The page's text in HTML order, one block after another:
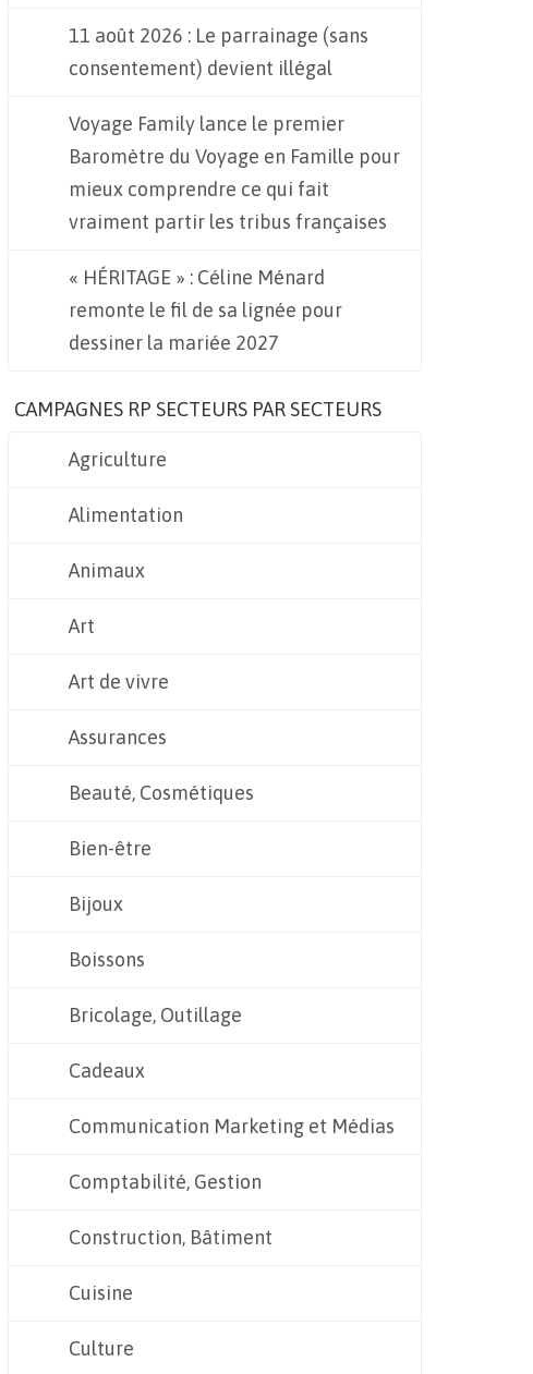
11 août 2026 : Le parrainage (sans
consentement) devient illégal
Voyage Family lance le premier
Baromètre du Voyage en Famille pour
mieux comprendre ce qui fait
vraiment partir les tribus françaises
« HÉRITAGE » : Céline Ménard
remonte le fil de sa lignée pour
dessiner la mariée 2027
CAMPAGNES RP SECTEURS PAR SECTEURS
Agriculture
Alimentation
Animaux
Art
Art de vivre
Assurances
Beauté, Cosmétiques
Bien-être
Bijoux
Boissons
Bricolage, Outillage
Cadeaux
Communication Marketing et Médias
Comptabilité, Gestion
Construction, Bâtiment
Cuisine
Culture